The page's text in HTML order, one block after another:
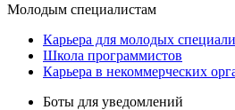
Молодым специалистам
Карьера для молодых
Школа программистов
Карьера в некоммерческих
Боты для уведомлений